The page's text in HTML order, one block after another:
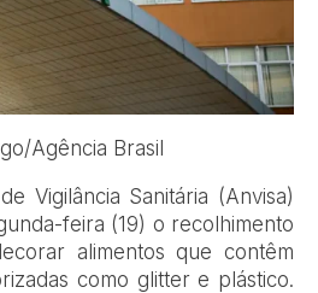
Agência Brasil
Vigilância Sanitária (Anvisa)
feira (19) o recolhimento
alimentos que contêm
como glitter e plástico.